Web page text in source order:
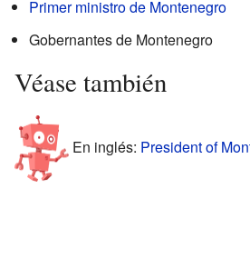
Primer ministro de Montenegro
Gobernantes de Montenegro
Véase también
En inglés: President of